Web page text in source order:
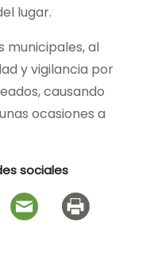
lugar.
municipales, al
y vigilancia por
causando
ocasiones a
sociales